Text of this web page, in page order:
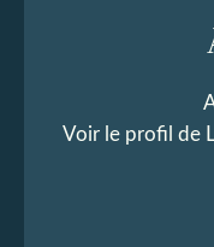
Voir le profil de